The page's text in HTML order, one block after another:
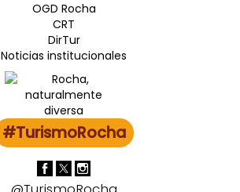
OGD Rocha
CRT
DirTur
Noticias institucionales
#TurismoRocha